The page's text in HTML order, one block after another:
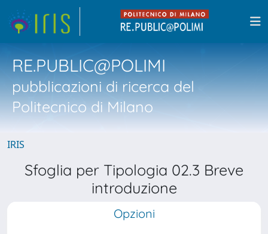
RE.PUBLIC@POLIMI
pubblicazioni di ricerca del
Politecnico di Milano
IRIS
Sfoglia per Tipologia 02.3 Breve
introduzione
Opzioni